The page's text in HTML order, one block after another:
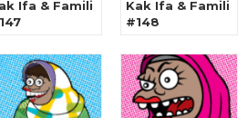
Ifa & Famili
Kak Ifa & Famili
#148